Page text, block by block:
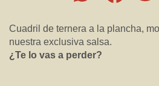
Cuadril de ternera a la plancha,
nuestra exclusiva salsa.
¿Te lo vas a perder?